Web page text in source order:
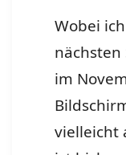
Wobei
nächsten
im
vielleicht